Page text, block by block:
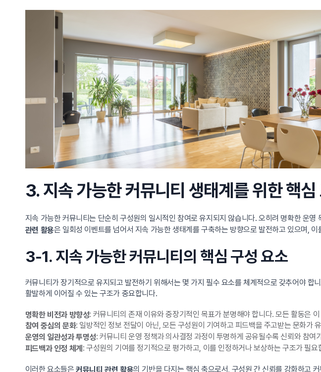
3. 지속 가능한 커뮤니티 생태계를 위한 핵
지속 가능한 커뮤니티는 단순히 구성원의 일시적인 참여로 유지되지 않습니다. 오히려 명확한 운
관련 활용은 일회성 이벤트를 넘어서 지속 가능한 생태계를 구축하는 방향으로 발전하고 있으며,
3-1. 지속 가능한 커뮤니티의 핵심 구성 요소
커뮤니티가 장기적으로 유지되고 발전하기 위해서는 몇 가지 필수 요소를 체계적으로 갖추어야
활발하게 이어질 수 있는 구조가 중요합니다.
명확한 비전과 방향성: 커뮤니티의 존재 이유와 중장기적인 목표가 분명해야 합니다. 모든 활동은
참여 중심의 문화: 일방적인 정보 전달이 아닌, 모든 구성원이 기여하고 피드백을 주고받는 문화가
운영의 일관성과 투명성: 커뮤니티 운영 정책과 의사결정 과정이 투명하게 공유될수록 신뢰와 참여
피드백과 인정 체계 : 구성원의 기여를 정기적으로 평가하고, 이를 인정하거나 보상하는 구조가 필요
이러한 요소들은커뮤니티 관련 활용의 기반을 다지는 핵심 축으로서, 구성원 간 신뢰를 강화하고